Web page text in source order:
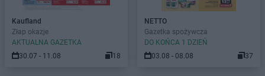
Kaufland
Złap okazje
AKTUALNA GAZETKA
30.07 - 11.08
18
NETTO
Gazetka spożywcza
DO KOŃCA 1 DZIEŃ
03.08 - 08.08
37